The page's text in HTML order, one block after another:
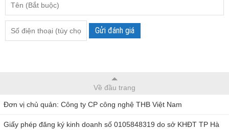
Gửi đánh giá
Về đầu trang
Đơn vị chủ quản: Công ty CP công nghệ THB Việt Nam
Giấy phép đăng ký kinh doanh số 0105848319 do sở KHĐT TP Hà